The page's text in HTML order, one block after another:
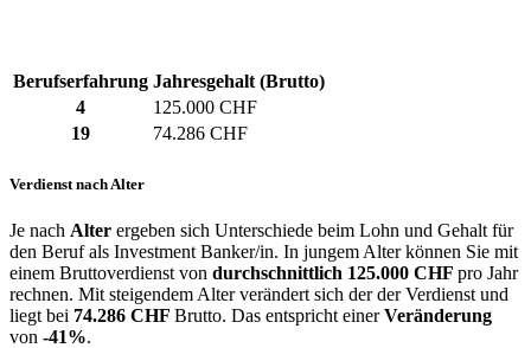
Berufserfahrung Jahresgehalt (Brutto)
4
125.000 CHF
19
74.286 CHF
Verdienst nach Alter
Je nach Alter ergeben sich Unterschiede beim Lohn und Gehalt für
den Beruf als Investment Banker/in. In jungem Alter können Sie mit
einem Bruttoverdienst von durchschnittlich 125.000 CHF pro Jahr
rechnen. Mit steigendem Alter verändert sich der der Verdienst und
liegt bei 74.286 CHF Brutto. Das entspricht einerVeränderung
von -41%.